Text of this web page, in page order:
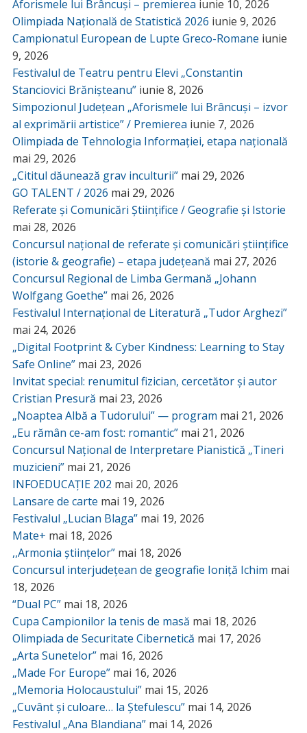
Aforismele lui Brâncuși – premierea iunie 10, 2026
Olimpiada Națională de Statistică 2026 iunie 9, 2026
Campionatul European de Lupte Greco-Romane iunie
9, 2026
Festivalul de Teatru pentru Elevi „Constantin
Stanciovici Brănișteanu” iunie 8, 2026
Simpozionul Județean „Aforismele lui Brâncuși – izvor
al exprimării artistice” / Premierea iunie 7, 2026
Olimpiada de Tehnologia Informației, etapa națională
mai 29, 2026
„Cititul dăunează grav inculturii” mai 29, 2026
GO TALENT / 2026 mai 29, 2026
Referate și Comunicări Științifice / Geografie și Istorie
mai 28, 2026
Concursul național de referate și comunicări științifice
(istorie & geografie) – etapa județeană mai 27, 2026
Concursul Regional de Limba Germană „Johann
Wolfgang Goethe” mai 26, 2026
Festivalul Internațional de Literatură „Tudor Arghezi”
mai 24, 2026
„Digital Footprint & Cyber Kindness: Learning to Stay
Safe Online” mai 23, 2026
Invitat special: renumitul fizician, cercetător și autor
Cristian Presură mai 23, 2026
„Noaptea Albă a Tudorului” — program mai 21, 2026
„Eu rămân ce-am fost: romantic” mai 21, 2026
Concursul Național de Interpretare Pianistică „Tineri
muzicieni” mai 21, 2026
INFOEDUCAȚIE 202 mai 20, 2026
Lansare de carte mai 19, 2026
Festivalul „Lucian Blaga” mai 19, 2026
Mate+ mai 18, 2026
,,Armonia științelor” mai 18, 2026
Concursul interjudețean de geografie Ioniță Ichim mai
18, 2026
“Dual PC” mai 18, 2026
Cupa Campionilor la tenis de masă mai 18, 2026
Olimpiada de Securitate Cibernetică mai 17, 2026
„Arta Sunetelor” mai 16, 2026
„Made For Europe” mai 16, 2026
„Memoria Holocaustului” mai 15, 2026
„Cuvânt și culoare… la Ștefulescu” mai 14, 2026
Festivalul „Ana Blandiana” mai 14, 2026